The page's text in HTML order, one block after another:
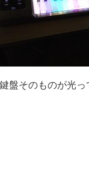
盤そのものが光っ